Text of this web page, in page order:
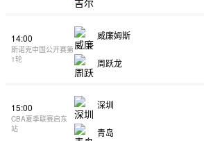
14:00
斯诺克中国公开赛第
1轮
威廉姆斯
周跃龙
15:00
CBA夏季联赛启东
站
深圳
青岛